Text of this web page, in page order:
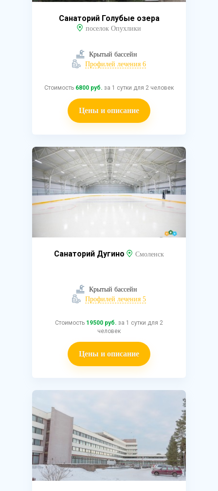
Санаторий Голубые озера
поселок Опухлики
Крытый бассейн
Профилей лечения 6
Стоимость 6800 руб. за 1 сутки для 2 человек
Цены и описание
Санаторий Дугино Смоленск
Крытый бассейн
Профилей лечения 5
Стоимость 19500 руб. за 1 сутки для 2
человек
Цены и описание